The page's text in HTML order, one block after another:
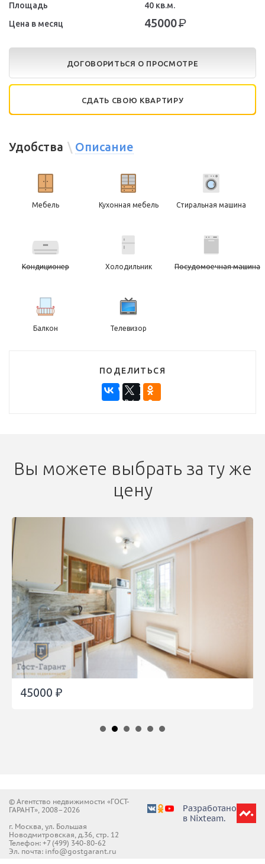
Площадь
40 кв.м.
Цена в месяц
45000Р
ДОГОВОРИТЬСЯ О ПРОСМОТРЕ
СДАТЬ СВОЮ КВАРТИРУ
Удобства Описание
Мебель Кухонная мебель Стиральная машина
Кондиционер Холодильник Посудомоечная машина
Балкон Телевизор
ПОДЕЛИТЬСЯ
Вы можете выбрать за ту же
цену
45000 ₽
Разработано
в Nixteam.
© Агентство недвижимости «ГОСТ-
ГАРАНТ», 2008–2026
г. Москва, ул. Большая
Новодмитровская, д.36, стр. 12
Телефон: +7 (499) 340-80-62
Эл. почта: info@gostgarant.ru